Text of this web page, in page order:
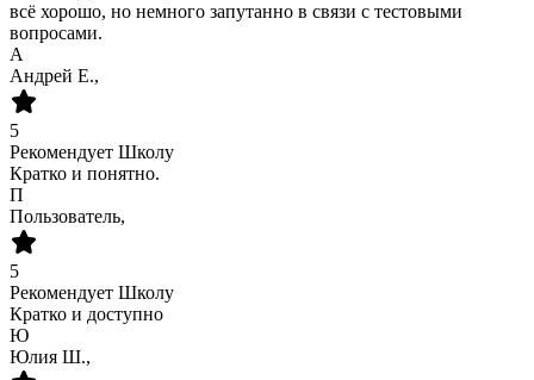
всё хорошо, но немного запутанно в связи с тестовыми
вопросами.
А
Андрей Е.,
5
Рекомендует Школу
Кратко и понятно.
П
Пользователь,
5
Рекомендует Школу
Кратко и доступно
Ю
Юлия Ш.,